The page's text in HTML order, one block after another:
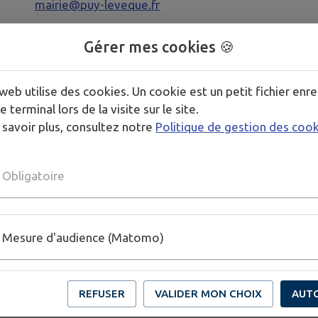
mairie@puy-leveque.fr
Il permet de guider l'action des services
populations vulnérables dans le cas de vague de
Télécharger la pièce jointe
Gérer mes cookies 🍪
utilise des cookies. Un cookie est un petit fichier
terminal lors de la visite sur le site.
savoir plus, consultez notre Politique de gestion des
Obligatoire
Mesure d'audience (Matomo)
REFUSER VALIDER MON CHOIX